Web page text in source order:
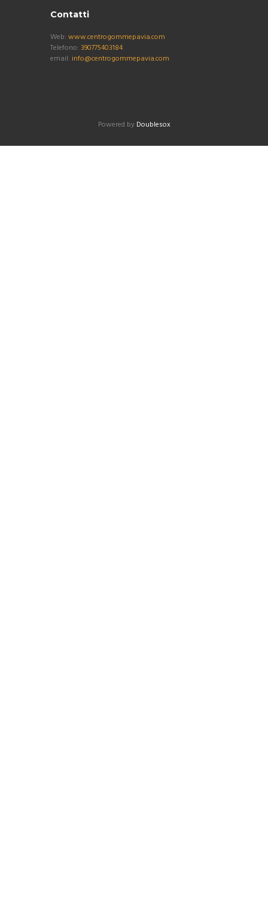
Contatti
Web: www.centrogommepavia.com
Telefono: 390775403184
email: info@centrogommepavia.com
Powered by Doublesox